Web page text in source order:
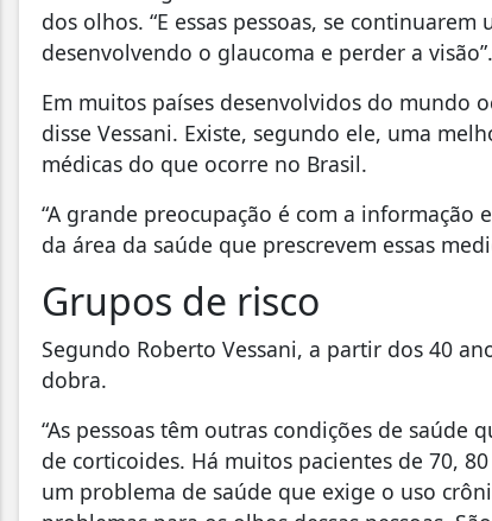
dos olhos. “E essas pessoas, se
desenvolvendo o glaucoma e perder a visão”.
Em muitos países desenvolvidos do mundo
disse Vessani. Existe, segundo ele, uma
médicas do que ocorre no Brasil.
“A grande preocupação é com a informação
da área da saúde que prescrevem essas
Grupos de risco
Segundo Roberto Vessani, a partir dos 40
dobra.
“As pessoas têm outras condições de
de corticoides. Há muitos pacientes de 70,
um problema de saúde que exige o uso